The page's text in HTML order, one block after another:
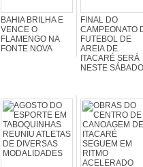
BAHIA BRILHA E
VENCE O
FLAMENGO NA
FONTE NOVA
FINAL DO
CAMPEONATO
FUTEBOL DE
AREIA DE
ITACARÉ SERÁ
NESTE SÁBADO